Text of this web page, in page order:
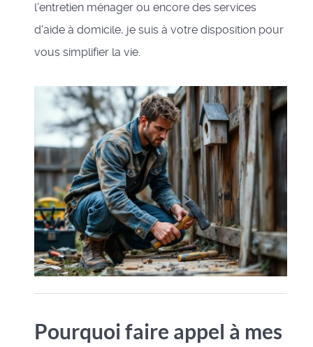
l'entretien ménager ou encore des services
d'aide à domicile, je suis à votre disposition pour
vous simplifier la vie.
Pourquoi faire appel à mes